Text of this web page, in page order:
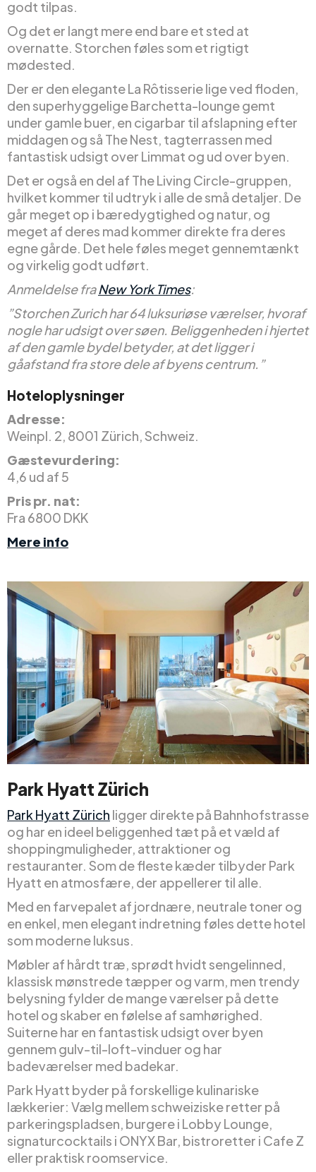
godt tilpas.
Og det er langt mere end bare et sted at
overnatte. Storchen føles som et rigtigt
mødested.
Der er den elegante La Rôtisserie lige ved floden,
den superhyggelige Barchetta-lounge gemt
under gamle buer, en cigarbar til afslapning efter
middagen og så The Nest, tagterrassen med
fantastisk udsigt over Limmat og ud over byen.
Det er også en del af The Living Circle-gruppen,
hvilket kommer til udtryk i alle de små detaljer. De
går meget op i bæredygtighed og natur, og
meget af deres mad kommer direkte fra deres
egne gårde. Det hele føles meget gennemtænkt
og virkelig godt udført.
Anmeldelse fraNew York Times:
”Storchen Zurich har 64 luksuriøse værelser, hvoraf
nogle har udsigt over søen. Beliggenheden i hjertet
af den gamle bydel betyder, at det ligger i
gåafstand fra store dele af byens centrum.”
Hoteloplysninger
Adresse:
Weinpl. 2, 8001 Zürich, Schweiz.
Gæstevurdering:
4,6 ud af 5
Pris pr. nat:
Fra 6800 DKK
Mere info
Park Hyatt Zürich
Park Hyatt Zürich ligger direkte på Bahnhofstrasse
og har en ideel beliggenhed tæt på et væld af
shoppingmuligheder, attraktioner og
restauranter. Som de fleste kæder tilbyder Park
Hyatt en atmosfære, der appellerer til alle.
Med en farvepalet af jordnære, neutrale toner og
en enkel, men elegant indretning føles dette hotel
som moderne luksus.
Møbler af hårdt træ, sprødt hvidt sengelinned,
klassisk mønstrede tæpper og varm, men trendy
belysning fylder de mange værelser på dette
hotel og skaber en følelse af samhørighed.
Suiterne har en fantastisk udsigt over byen
gennem gulv-til-loft-vinduer og har
badeværelser med badekar.
Park Hyatt byder på forskellige kulinariske
lækkerier: Vælg mellem schweiziske retter på
parkeringspladsen, burgere i Lobby Lounge,
signaturcocktails i ONYX Bar, bistroretter i Cafe Z
eller praktisk roomservice.